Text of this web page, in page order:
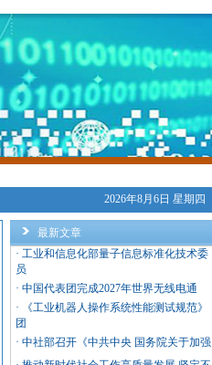
2026年8月6日 星期四
最新文章
· 工业和信息化部量子信息标准化技术委
员
· 中国代表团完成2027年世界无线电通
·
《工业机器人操作系统性能测试规范》
团
· 中社部召开《中共中央 国务院关于加强